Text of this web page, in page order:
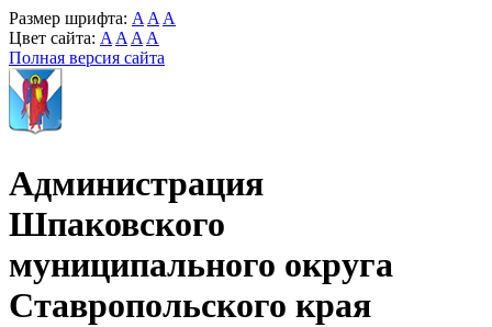
Размер шрифта: A A A
Цвет сайта: A A A A
Полная версия сайта
Администрация
Шпаковского
муниципального округа
Ставропольского края